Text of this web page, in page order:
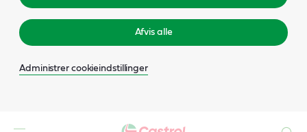
Afvis alle
Administrer cookieindstillinger